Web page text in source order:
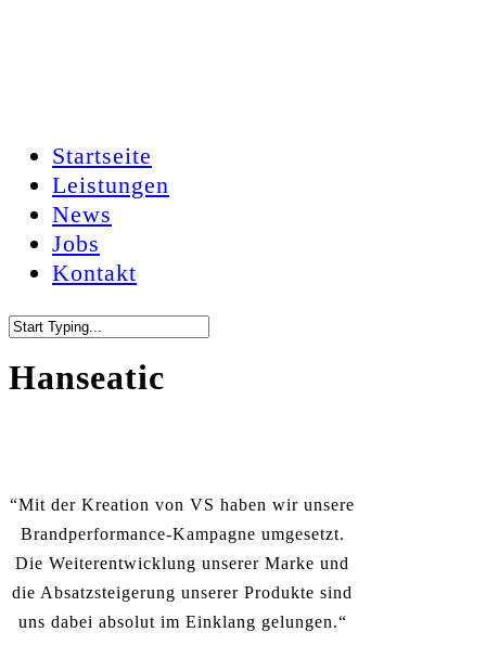
Menu Startseite
Leistungen
News
Jobs
Kontakt
Search
Hanseatic
“Mit der Kreation von VS haben wir unsere
Brandperformance-Kampagne umgesetzt.
Die Weiterentwicklung unserer Marke und
die Absatzsteigerung unserer Produkte sind
uns dabei absolut im Einklang gelungen.“